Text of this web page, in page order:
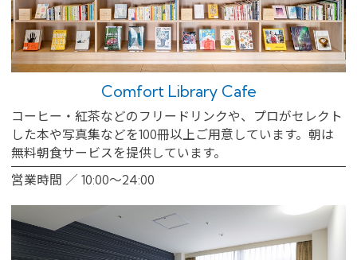
Comfort Library Cafe
コーヒー・紅茶などのフリードリンクや、プロがセレクト
した本や写真集などを100冊以上ご用意しています。朝は
無料朝食サービスを提供しています。
営業時間 ／ 10:00～24:00